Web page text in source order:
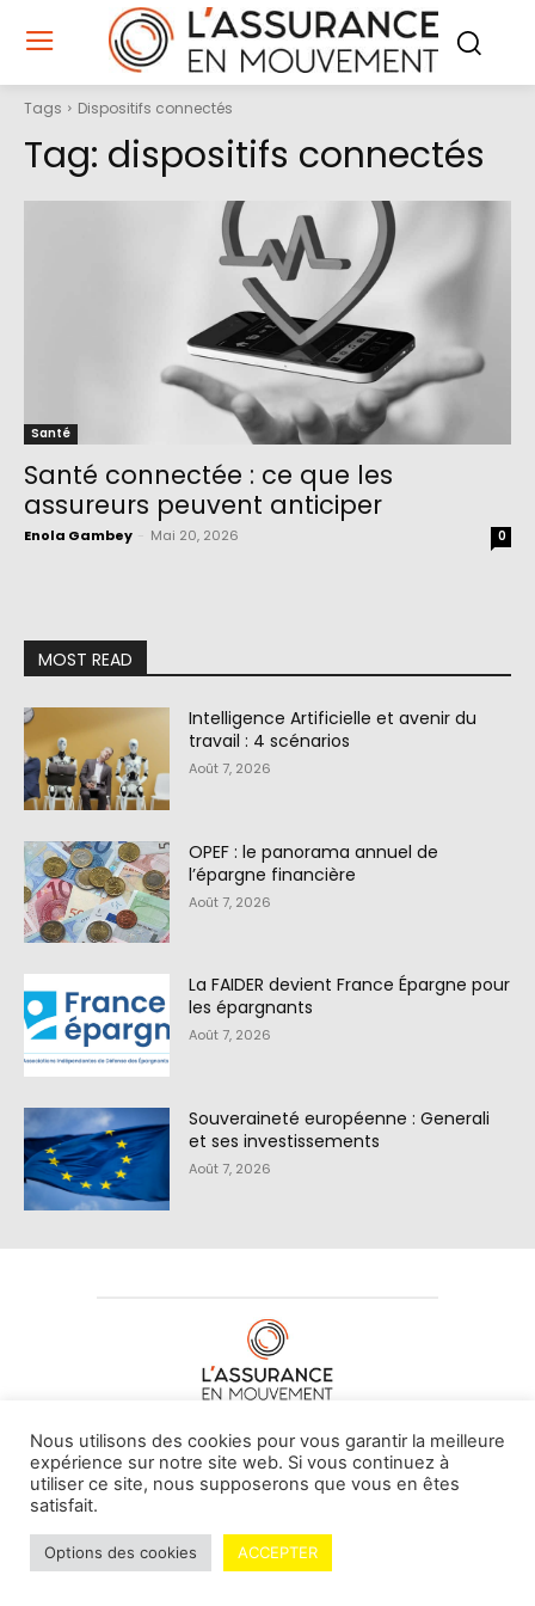
Tags Dispositifs connectés
Tag: dispositifs connectés
Santé
Santé connectée : ce que les
assureurs peuvent anticiper
Enola Gambey Mai 20, 2026 0
MOST READ
Intelligence Artificielle et avenir du
travail : 4 scénarios
Août 7, 2026
OPEF : le panorama annuel de
l’épargne financière
Août 7, 2026
La FAIDER devient France Épargne pour
les épargnants
Août 7, 2026
Souveraineté européenne : Generali
et ses investissements
Août 7, 2026
À PROPOS DE NOUS•CONTACT
© L'assurance en mouvement -By Vovoxx Média
Mentions légales Contributeurs
Nous utilisons des cookies pour vous garantir la meilleure
expérience sur notre site web. Si vous continuez à
utiliser ce site, nous supposerons que vous en êtes
satisfait.
Options des cookies ACCEPTER